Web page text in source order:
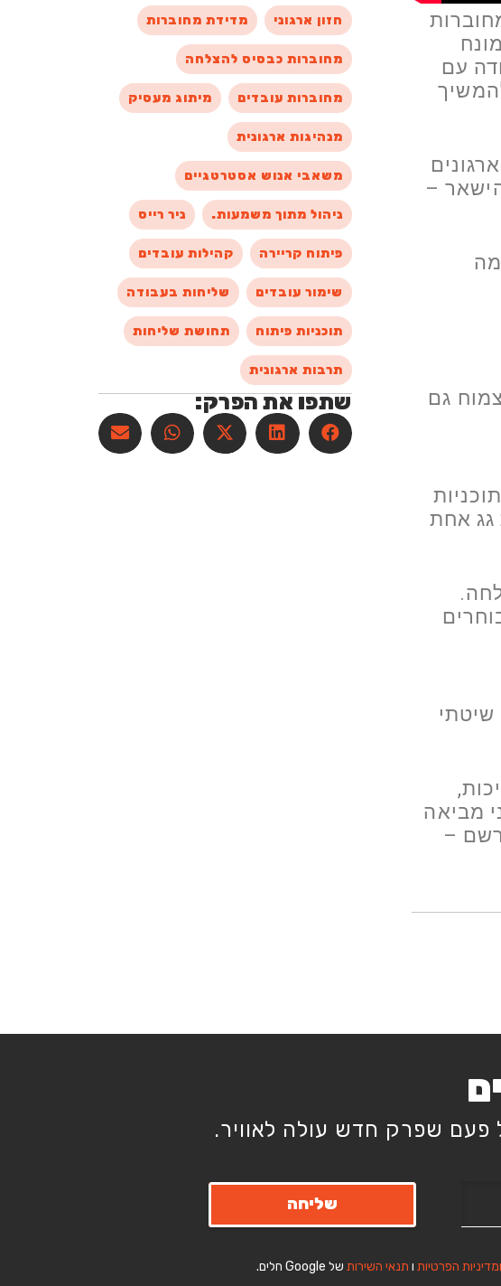
עם
–
גם
גג אחת
שיטתי
שליחותי. אני מביאה
חזון ארגוני מדידת מחוברות
מחוברות כבסיס להצלחה
מחוברות עובדים מיתוג מעסיק
מנהיגות ארגונית
משאבי אנוש אסטרטגיים
ניהול מתוך משמעות. ניר רייס
פיתוח קריירה קהילות עובדים
שימור עובדים שליחות בעבודה
תוכניות פיתוח תחושת שליחות
תרבות ארגונית
שתפו את הפרק:
פעם שפרק חדש עולה לאוויר.
שליחה
ומדיניות הפרטיות ו תנאי השירות של Google חלים.